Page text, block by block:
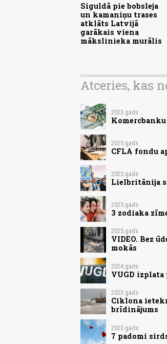
Siguldā pie bobsleja
un kamaniņu trases
atklāts Latvijā
garākais viena
mākslinieka murālis
Atceries, kas
2023.gads
2025.gads
CFLA fondu
2025.gads
Lielbritānija
2025.gads
3 zodiaka
2025.gads
VIDEO. Bez
mokās
2024.gads
VUGD
2023.gads
Ciklona
brīdinājums
2023.gads
7 padomi